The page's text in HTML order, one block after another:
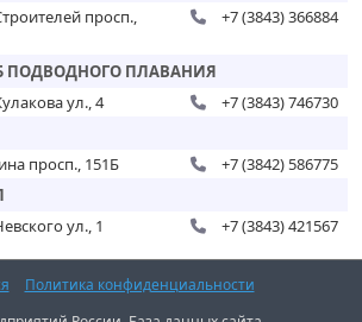
просп.,
+7 (3843) 366884
ПОДВОДНОГО ПЛАВАНИЯ
ул., 4
+7 (3843) 746730
просп., 151Б
+7 (3842) 586775
ул., 1
+7 (3843) 421567
Политика конфиденциальности